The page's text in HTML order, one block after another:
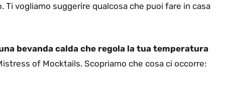
vogliamo suggerire qualcosa che puoi fare in casa
bevanda calda che regola la tua temperatura
of Mocktails. Scopriamo che cosa ci occorre: